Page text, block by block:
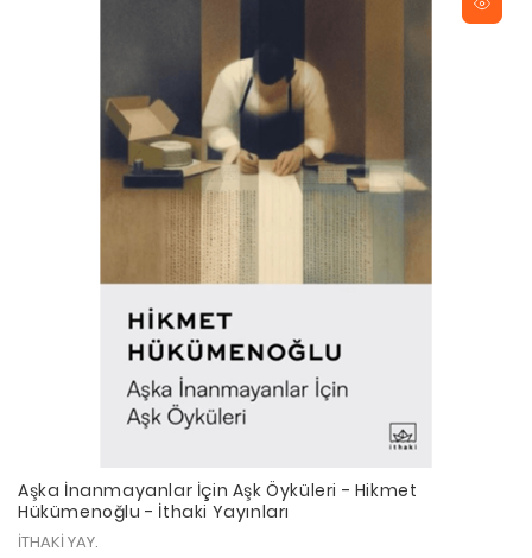
Aşka İnanmayanlar İçin Aşk Öyküleri - Hikmet
Hükümenoğlu - İthaki Yayınları
İTHAKİ YAY.